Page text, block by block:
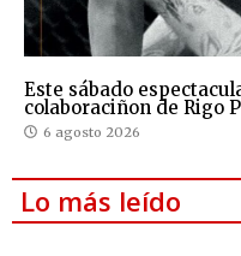
Este sábado
colaboraciñon de Rigo
6 agosto 2026
Lo más leído